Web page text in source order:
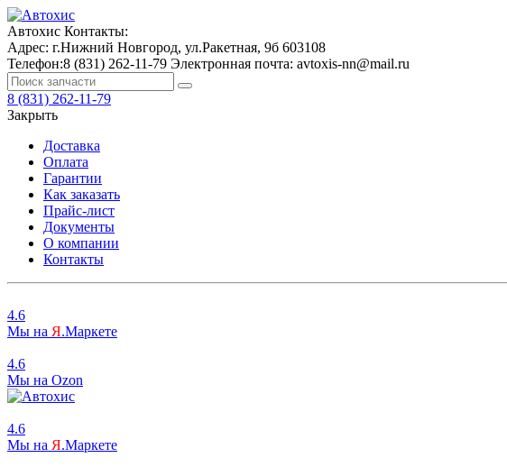
Автохис Контакты:
Адрес: г.Нижний Новгород, ул.Ракетная, 9б 603108
Телефон:8 (831) 262-11-79 Электронная почта: avtoxis-nn@mail.ru
8 (831) 262-11-79
Закрыть
Доставка
Оплата
Гарантии
Как заказать
Прайс-лист
Документы
О компании
Контакты
4.6
Мы на Я.Маркете
4.6
Мы на Ozon
4.6
Мы на Я.Маркете